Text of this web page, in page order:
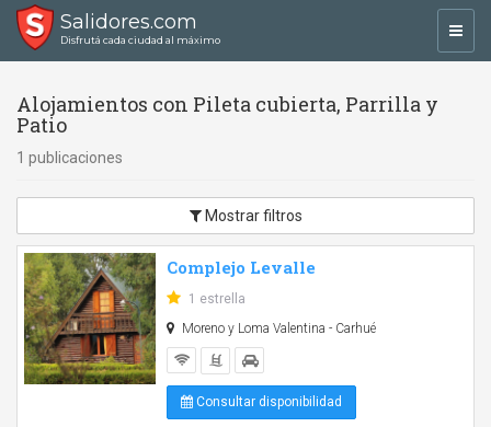
Salidores.com
Disfrutá cada ciudad al máximo
Alojamientos con Pileta cubierta, Parrilla y
Patio
1 publicaciones
Mostrar filtros
Complejo Levalle
1 estrella
Moreno y Loma Valentina - Carhué
Consultar disponibilidad